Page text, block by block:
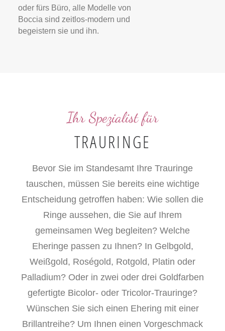
oder fürs Büro, alle Modelle von
Boccia sind zeitlos-modern und
begeistern sie und ihn.
Ihr Spezialist für
TRAURINGE
Bevor Sie im Standesamt Ihre Trauringe
tauschen, müssen Sie bereits eine wichtige
Entscheidung getroffen haben: Wie sollen die
Ringe aussehen, die Sie auf Ihrem
gemeinsamen Weg begleiten? Welche
Eheringe passen zu Ihnen? In Gelbgold,
Weißgold, Roségold, Rotgold, Platin oder
Palladium? Oder in zwei oder drei Goldfarben
gefertigte Bicolor- oder Tricolor-Trauringe?
Wünschen Sie sich einen Ehering mit einer
Brillantreihe? Um Ihnen einen Vorgeschmack